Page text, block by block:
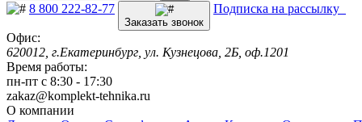
8 800 222-82-77
Заказать звонок
Подписка на рассылку
Офис:
620012, г.Екатеринбург, ул. Кузнецова, 2Б, оф.1201
Время работы:
пн-пт с 8:30 - 17:30
zakaz@komplekt-tehnika.ru
О компании